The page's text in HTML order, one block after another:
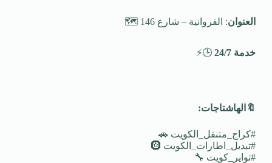
العنوان: الفروانية – شارع 146 🗺️
خدمة 24/7 🕒⚡
🔖 الهاشتاجات:
#كراج_متنقل_الكويت 🚗
#تبديل_اطارات_الكويت 🛞
#تواير_كويت 🔧